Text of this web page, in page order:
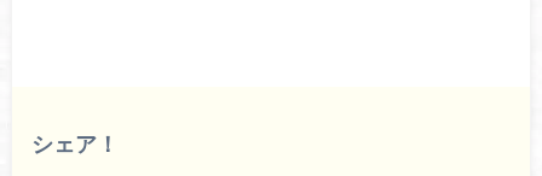
シェア！